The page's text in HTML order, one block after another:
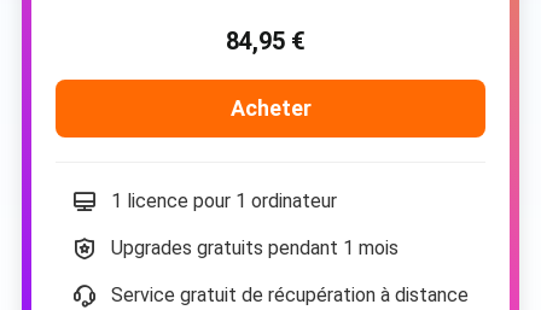
84,95 €
Acheter
1 licence pour 1 ordinateur
Upgrades gratuits pendant 1 mois
Service gratuit de récupération à distance